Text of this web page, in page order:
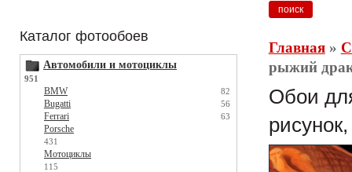
Каталог фотообоев
Автомобили и мотоциклы
951
BMW 82
Bugatti 56
Ferrari 63
Porsche
431
Мотоциклы
115
Главная»
рыжий
Обои